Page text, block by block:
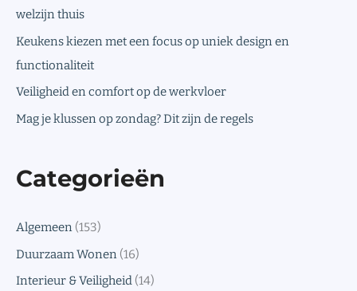
welzijn thuis
Keukens kiezen met een focus op uniek design en
functionaliteit
Veiligheid en comfort op de werkvloer
Mag je klussen op zondag? Dit zijn de regels
Categorieën
Algemeen (153)
Duurzaam Wonen (16)
Interieur & Veiligheid (14)